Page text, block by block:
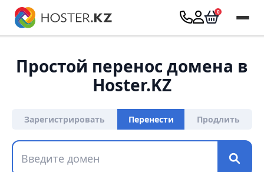
Простой перенос домена в
Hoster.KZ
Зарегистрировать Перенести Продлить